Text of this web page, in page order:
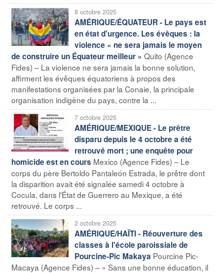
8 octobre 2025
AMÉRIQUE/ÉQUATEUR - Le pays est
en état d'urgence. Les évêques : la
violence « ne sera jamais le moyen
de construire un Équateur meilleur » Quito (Agence
Fides) – La violence ne sera jamais la bonne solution,
affirment les évêques équatoriens à propos des
manifestations organisées par la Conaie, la principale
organisation indigène du pays, contre la ...
7 octobre 2025
AMÉRIQUE/MEXIQUE - Le prêtre
disparu depuis le 4 octobre a été
retrouvé mort ; une enquête pour
homicide est en cours Mexico (Agence Fides) – Le
corps du père Bertoldo Pantaleón Estrada, le prêtre dont
la disparition avait été signalée samedi 4 octobre à
Cocula, dans l'État de Guerrero au Mexique, a été
retrouvé. Le corps ...
2 octobre 2025
AMÉRIQUE/HAÏTI - Réouverture des
classes à l'école paroissiale de
Pourcine-Pic Makaya Pourcine Pic-
Macaya (Agence Fides) – « Sans une bonne éducation, il